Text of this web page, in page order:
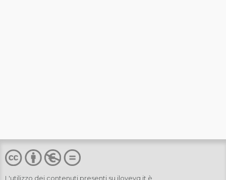
L'utilizzo dei contenuti presenti su ilovevg.it è